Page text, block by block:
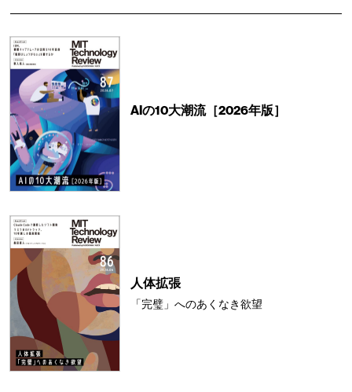
AIの10大潮流［2026年版］
人体拡張
「完璧」へのあくなき欲望